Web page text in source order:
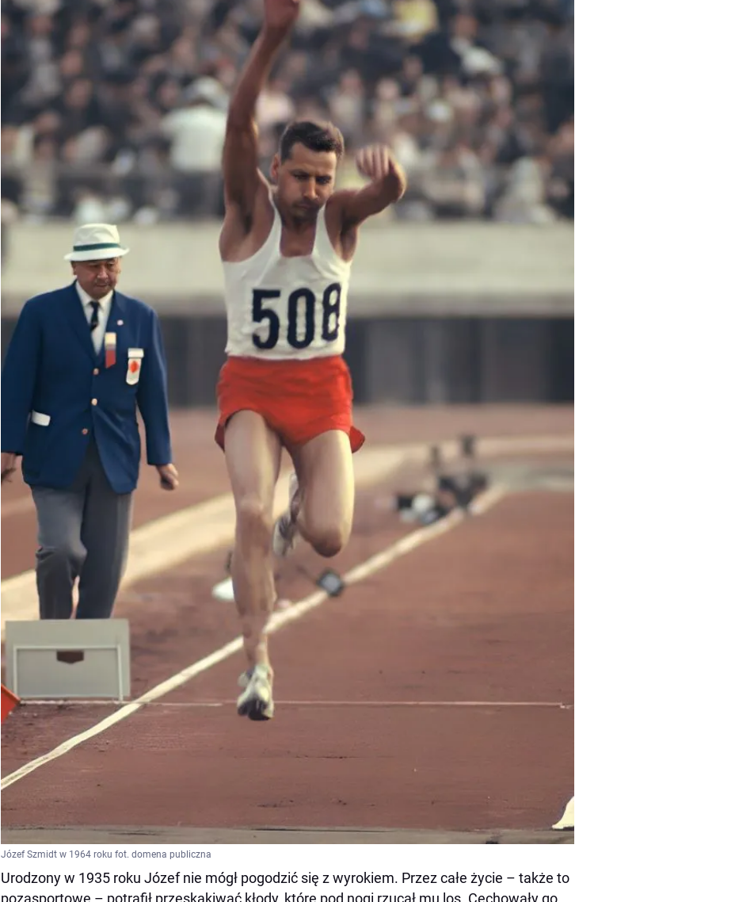
Józef Szmidt w 1964 roku fot. domena publiczna
Urodzony w 1935 roku Józef nie mógł pogodzić się z wyrokiem. Przez całe życie – także to
pozasportowe – potrafił przeskakiwać kłody, które pod nogi rzucał mu los. Cechowały go